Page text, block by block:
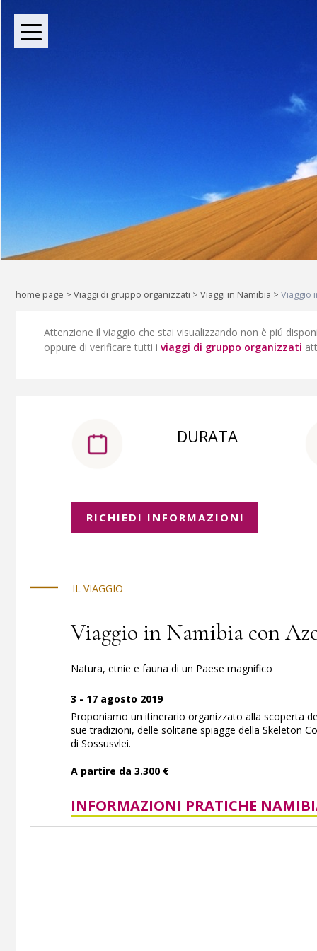
Oltre le rotte comuni:
Liberi di esplorare il mondo,
home page > Viaggi di gruppo organizzati > Viaggi in Namibia > Viaggio
Attenzione il viaggio che stai visualizzando non è piú
oppure di verificare tutti i viaggi di gruppo organizzati
DURATA
RICHIEDI INFORMAZIONI
IL VIAGGIO
Viaggio in Namibia con
Natura, etnie e fauna di un Paese magnifico
3 - 17 agosto 2019
Proponiamo un itinerario organizzato alla scoperta
sue tradizioni, delle solitarie spiagge della Skeleton
di Sossusvlei.
A partire da 3.300 €
INFORMAZIONI PRATICHE